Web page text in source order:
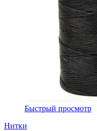
Быстрый просмотр
Нитки